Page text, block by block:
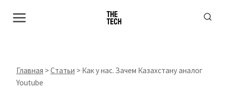
Главная >Статьи > Как у нас. Зачем Казахстану аналог
Youtube